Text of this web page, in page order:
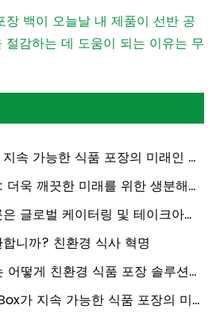
백이 오늘날 내 제품이 선반 공
절감하는 데 도움이 되는 이유는 무
속 가능한 식품 포장의 미래인 이
욱 깨끗한 미래를 위한 생분해성
글로벌 케이터링 및 테이크아웃
을 가져올 수 있습니까?
니까? 친환경 식사 혁명
떻게 친환경 식품 포장 솔루션에
니까?
가 지속 가능한 식품 포장의 미